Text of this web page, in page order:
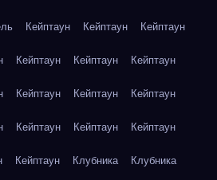
Кейптаун Кейптаун Кейптаун
Кейптаун Кейптаун Кейптаун
Кейптаун Кейптаун Кейптаун
Кейптаун Кейптаун Кейптаун
Кейптаун Клубника Клубника